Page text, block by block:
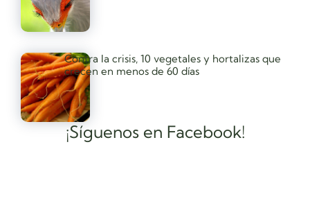
¡Síguenos en Facebook!
Contra la crisis, 10 vegetales y hortalizas que
crecen en menos de 60 días